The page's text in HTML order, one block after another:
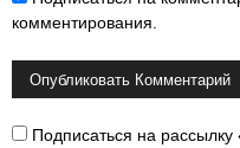
комментирования.
Подписаться на рассылку